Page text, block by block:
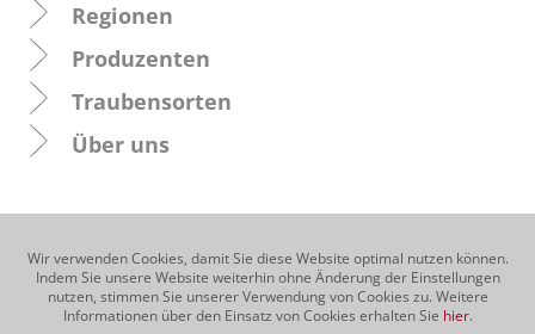
Wir verwenden Cookies, damit Sie diese Website optimal nutzen können.
Indem Sie unsere Website weiterhin ohne Änderung der Einstellungen
nutzen, stimmen Sie unserer Verwendung von Cookies zu. Weitere
Informationen über den Einsatz von Cookies erhalten Sie hier.
Regionen
Produzenten
Traubensorten
Über uns